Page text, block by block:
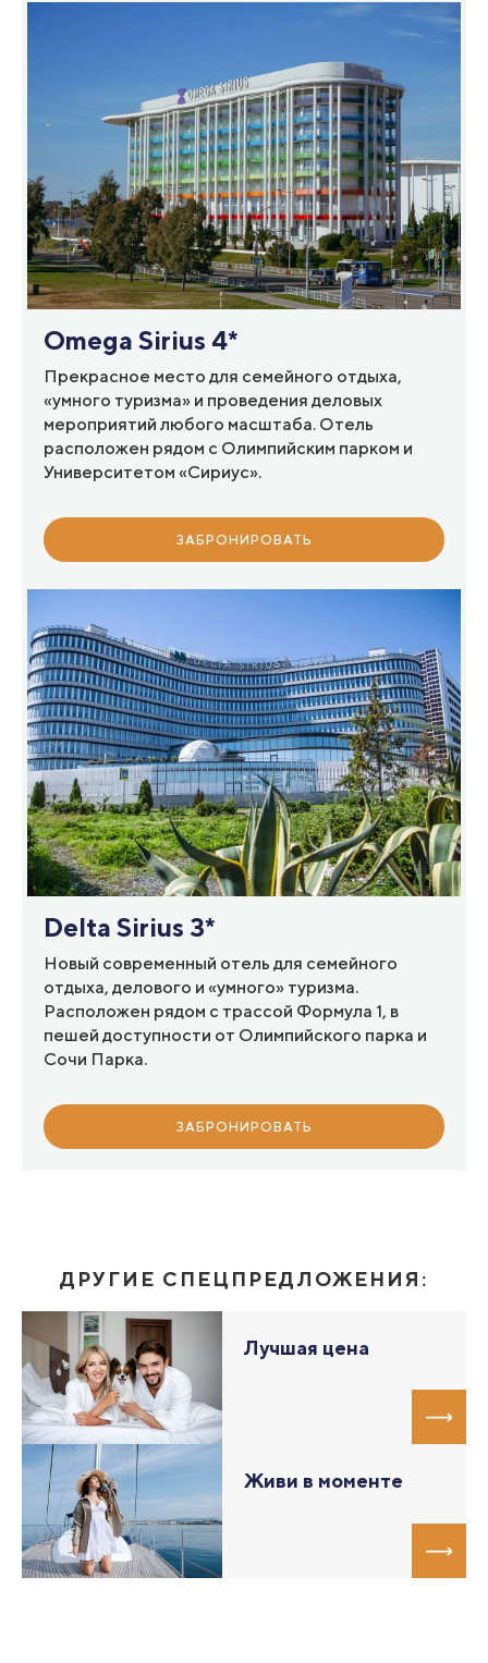
Omega Sirius 4*
Прекрасное место для семейного отдыха,
«умного туризма» и проведения деловых
мероприятий любого масштаба. Отель
расположен рядом с Олимпийским парком и
Университетом «Сириус».
ЗАБРОНИРОВАТЬ
Delta Sirius 3*
Новый современный отель для семейного
отдыха, делового и «умного» туризма.
Расположен рядом с трассой Формула 1, в
пешей доступности от Олимпийского парка и
Сочи Парка.
ЗАБРОНИРОВАТЬ
ДРУГИЕ СПЕЦПРЕДЛОЖЕНИЯ:
Лучшая цена
Живи в моменте